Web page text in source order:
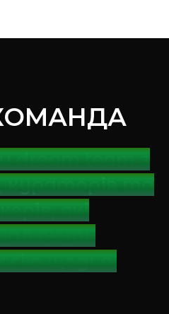
dream team з
кураторів та
які
щодня.